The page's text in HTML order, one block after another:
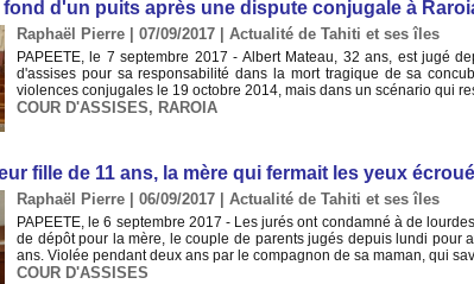
d'un puits après une dispute conjugale à
Raphaël Pierre | 07/09/2017 Actualité de Tahiti et ses îles
PAPEETE, le 7 septembre 2017 - Albert Mateau, 32 ans, est jugé
d'assises pour sa responsabilité dans la mort tragique de sa
violences conjugales le 19 octobre 2014, mais dans un scénario qui
COUR D'ASSISES, RAROIA
fille de 11 ans, la mère qui fermait les yeux
Raphaël Pierre | 06/09/2017 Actualité de Tahiti et ses îles
PAPEETE, le 6 septembre 2017 - Les jurés ont condamné à de
de dépôt pour la mère, le couple de parents jugés depuis lundi pour
ans. Violée pendant deux ans par le compagnon de sa maman, qui
COUR D'ASSISES